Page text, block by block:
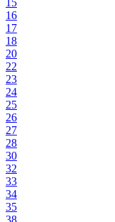
15
16
17
18
20
22
23
24
25
26
27
28
30
32
33
34
35
38